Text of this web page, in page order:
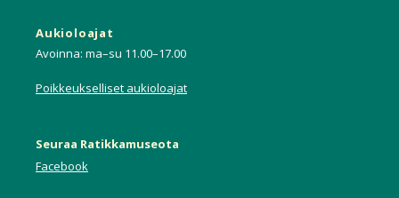
Aukioloajat
Avoinna: ma–su 11.00–17.00
Poikkeukselliset aukioloajat
Seuraa Ratikkamuseota
Facebook